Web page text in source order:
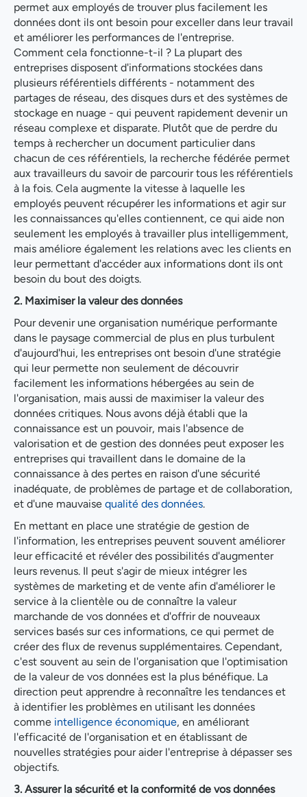
permet aux employés de trouver plus facilement les
données dont ils ont besoin pour exceller dans leur travail
et améliorer les performances de l'entreprise.
Comment cela fonctionne-t-il ? La plupart des
entreprises disposent d'informations stockées dans
plusieurs référentiels différents - notamment des
partages de réseau, des disques durs et des systèmes de
stockage en nuage - qui peuvent rapidement devenir un
réseau complexe et disparate. Plutôt que de perdre du
temps à rechercher un document particulier dans
chacun de ces référentiels, la recherche fédérée permet
aux travailleurs du savoir de parcourir tous les référentiels
à la fois. Cela augmente la vitesse à laquelle les
employés peuvent récupérer les informations et agir sur
les connaissances qu'elles contiennent, ce qui aide non
seulement les employés à travailler plus intelligemment,
mais améliore également les relations avec les clients en
leur permettant d'accéder aux informations dont ils ont
besoin du bout des doigts.
2. Maximiser la valeur des données
Pour devenir une organisation numérique performante
dans le paysage commercial de plus en plus turbulent
d'aujourd'hui, les entreprises ont besoin d'une stratégie
qui leur permette non seulement de découvrir
facilement les informations hébergées au sein de
l'organisation, mais aussi de maximiser la valeur des
données critiques. Nous avons déjà établi que la
connaissance est un pouvoir, mais l'absence de
valorisation et de gestion des données peut exposer les
entreprises qui travaillent dans le domaine de la
connaissance à des pertes en raison d'une sécurité
inadéquate, de problèmes de partage et de collaboration,
et d'une mauvaise qualité des données.
En mettant en place une stratégie de gestion de
l'information, les entreprises peuvent souvent améliorer
leur efficacité et révéler des possibilités d'augmenter
leurs revenus. Il peut s'agir de mieux intégrer les
systèmes de marketing et de vente afin d'améliorer le
service à la clientèle ou de connaître la valeur
marchande de vos données et d'offrir de nouveaux
services basés sur ces informations, ce qui permet de
créer des flux de revenus supplémentaires. Cependant,
c'est souvent au sein de l'organisation que l'optimisation
de la valeur de vos données est la plus bénéfique. La
direction peut apprendre à reconnaître les tendances et
à identifier les problèmes en utilisant les données
comme intelligence économique, en améliorant
l'efficacité de l'organisation et en établissant de
nouvelles stratégies pour aider l'entreprise à dépasser ses
objectifs.
3. Assurer la sécurité et la conformité de vos données